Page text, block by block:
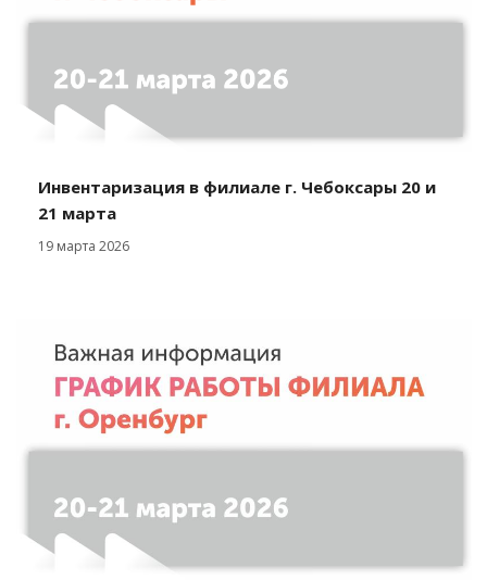
Инвентаризация в филиале г. Чебоксары 20 и
21 марта
19 марта 2026